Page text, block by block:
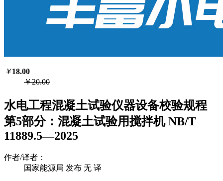
￥18.00
￥20.00
水电工程混凝土试验仪器设备校验规程
第5部分：混凝土试验用搅拌机 NB/T
11889.5—2025
作者/译者：
国家能源局 发布 无 译